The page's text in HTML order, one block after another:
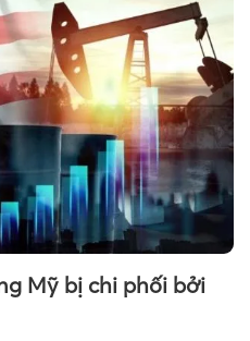
Mỹ bị chi phối bởi